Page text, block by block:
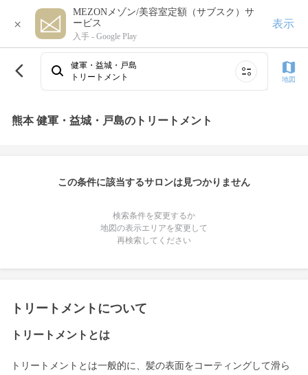
×
MEZONメゾン/美容室定額（サブスク）サ
ービス
入手 - Google Play
表示
健軍・益城・戸島
トリートメント
地図
熊本 健軍・益城・戸島のトリートメント
この条件に該当するサロンは見つかりません
検索条件を変更するか
地図の表示エリアを変更して
再検索してください
トリートメントについて
トリートメントとは
トリートメントとは一般的に、髪の表面をコーティングして滑ら